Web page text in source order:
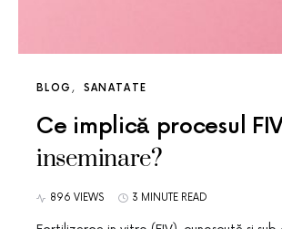
BLOG SANATATE
Ce implică procesul
inseminare?
896 VIEWS 3 MINUTE READ